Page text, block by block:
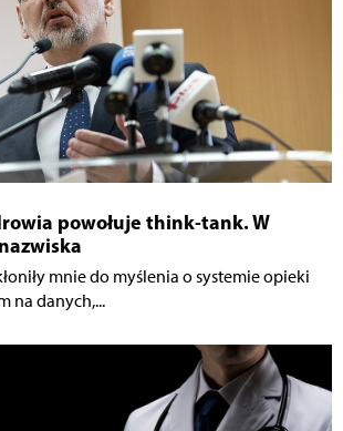
powołuje think-tank. W
mnie do myślenia o systemie opieki
na danych,...